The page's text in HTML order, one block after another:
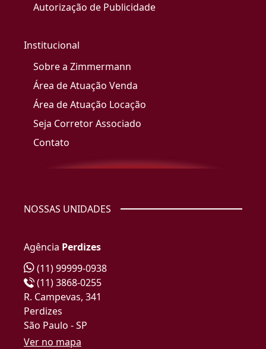
Autorização de Publicidade
Institucional
Sobre a Zimmermann
Área de Atuação Venda
Área de Atuação Locação
Seja Corretor Associado
Contato
NOSSAS UNIDADES
Agência Perdizes
(11) 99999-0938
(11) 3868-0255
R. Campevas, 341
Perdizes
São Paulo - SP
Ver no mapa